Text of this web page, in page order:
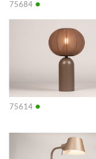
75684 •
75614 •
Info
Info